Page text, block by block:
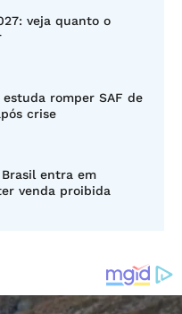
veja quanto o
romper SAF de
crise
entra em
venda proibida